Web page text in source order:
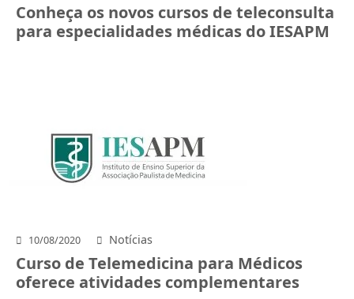
Conheça os novos cursos de teleconsulta
para especialidades médicas do IESAPM
10/08/2020 Notícias
Curso de Telemedicina para Médicos
oferece atividades complementares